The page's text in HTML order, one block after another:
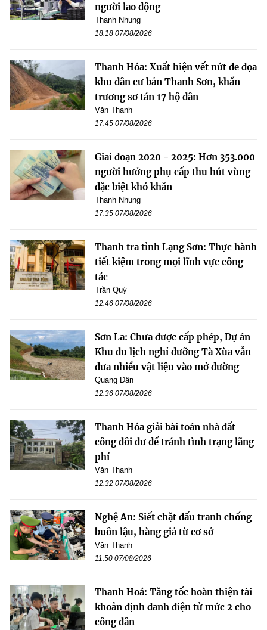
người lao động
Thanh Nhung
18:18 07/08/2026
Thanh Hóa: Xuất hiện vết nứt đe dọa
khu dân cư bản Thanh Sơn, khẩn
trương sơ tán 17 hộ dân
Văn Thanh
17:45 07/08/2026
Giai đoạn 2020 - 2025: Hơn 353.000
người hưởng phụ cấp thu hút vùng
đặc biệt khó khăn
Thanh Nhung
17:35 07/08/2026
Thanh tra tỉnh Lạng Sơn: Thực hành
tiết kiệm trong mọi lĩnh vực công
tác
Trần Quý
12:46 07/08/2026
Sơn La: Chưa được cấp phép, Dự án
Khu du lịch nghỉ dưỡng Tà Xùa vẫn
đưa nhiều vật liệu vào mở đường
Quang Dân
12:36 07/08/2026
Thanh Hóa giải bài toán nhà đất
công dôi dư để tránh tình trạng lãng
phí
Văn Thanh
12:32 07/08/2026
Nghệ An: Siết chặt đấu tranh chống
buôn lậu, hàng giả từ cơ sở
Văn Thanh
11:50 07/08/2026
Thanh Hoá: Tăng tốc hoàn thiện tài
khoản định danh điện tử mức 2 cho
công dân